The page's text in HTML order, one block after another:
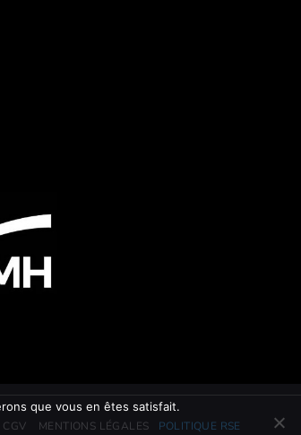
CGV MENTIONS LÉGALES POLITIQUE RSE
que vous en êtes satisfait.